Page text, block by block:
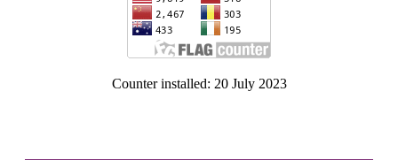
Counter installed: 20 July 2023